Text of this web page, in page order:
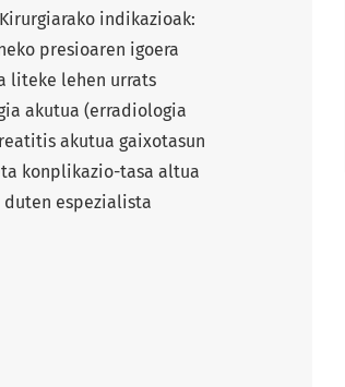
indikazioak:
presioaren igoera
liteke lehen urrats
akutua (erradiologia
akutua gaixotasun
konplikazio-tasa altua
espezialista